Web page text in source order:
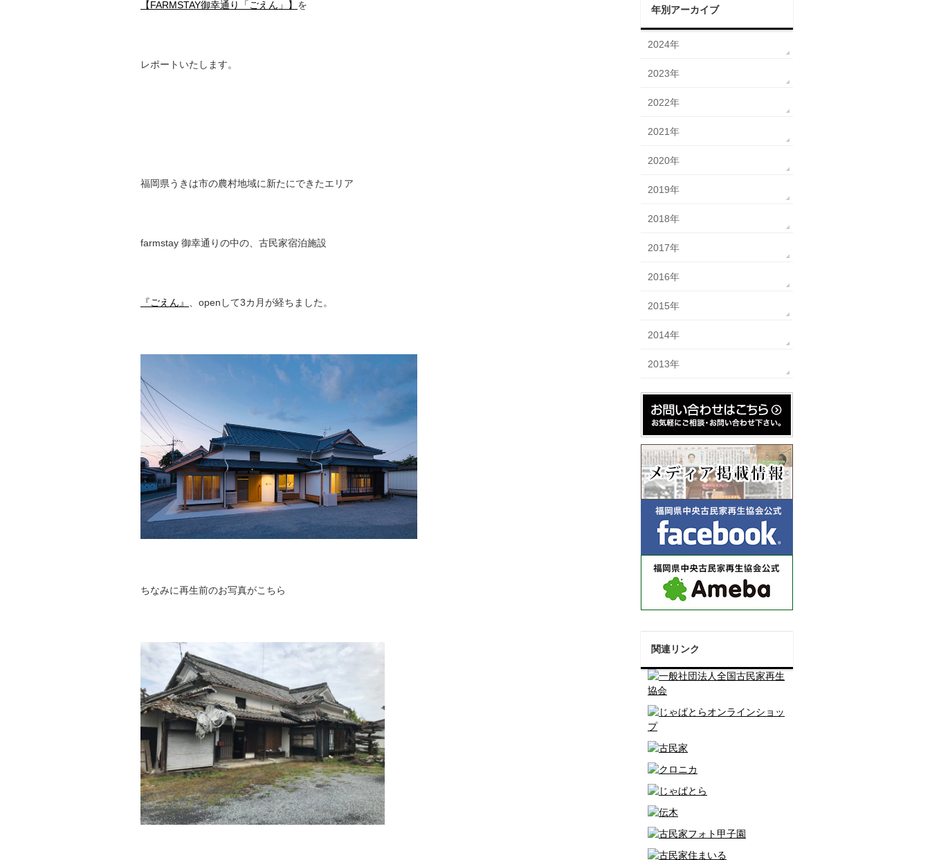
【FARMSTAY御幸通り「ごえん」】 を
レポートいたします。
福岡県うきは市の農村地域に新たにできたエリア
farmstay 御幸通りの中の、古民家宿泊施設
『ごえん』 、openして3カ月が経ちました。
ちなみに再生前のお写真がこちら
年別アーカイブ
2024年
2023年
2022年
2021年
2020年
2019年
2018年
2017年
2016年
2015年
2014年
2013年
関連リンク